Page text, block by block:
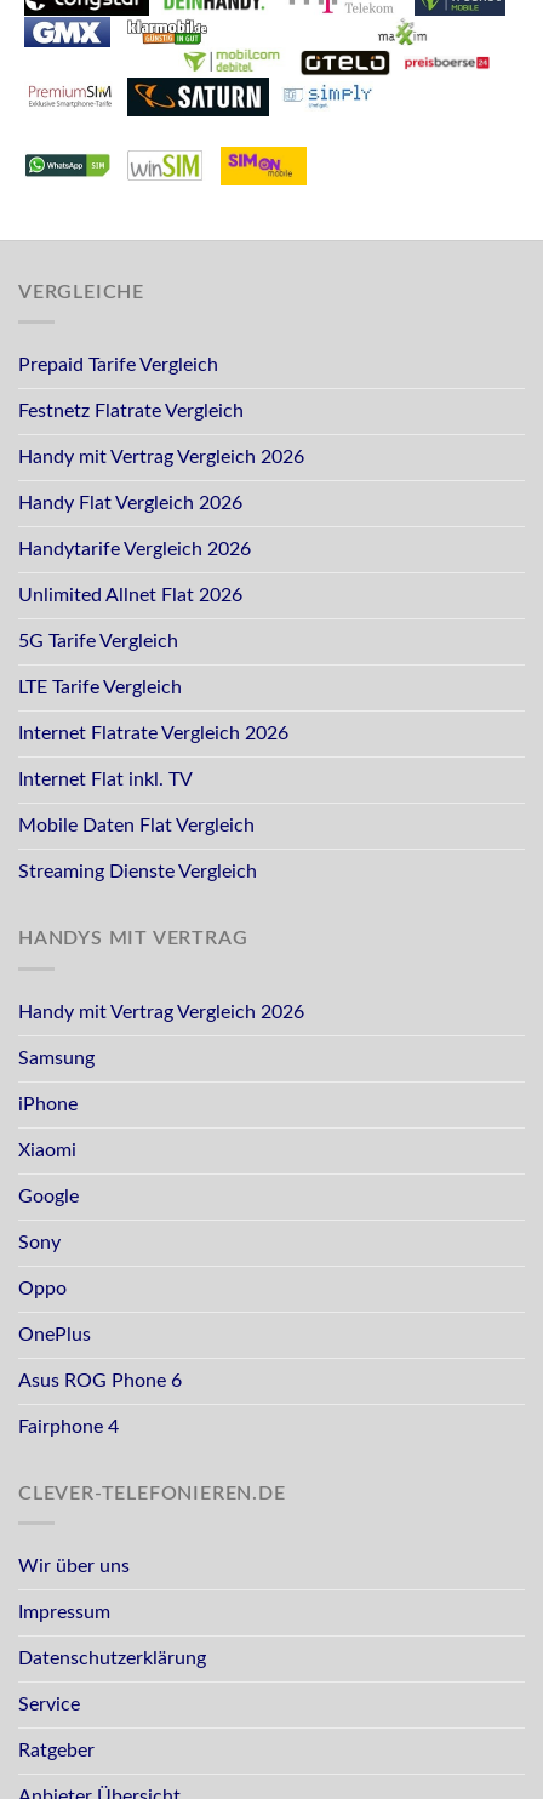
VERGLEICHE
Prepaid Tarife Vergleich
Festnetz Flatrate Vergleich
Handy mit Vertrag Vergleich 2026
Handy Flat Vergleich 2026
Handytarife Vergleich 2026
Unlimited Allnet Flat 2026
5G Tarife Vergleich
LTE Tarife Vergleich
Internet Flatrate Vergleich 2026
Internet Flat inkl. TV
Mobile Daten Flat Vergleich
Streaming Dienste Vergleich
HANDYS MIT VERTRAG
Handy mit Vertrag Vergleich 2026
Samsung
iPhone
Xiaomi
Google
Sony
Oppo
OnePlus
Asus ROG Phone 6
Fairphone 4
CLEVER-TELEFONIEREN.DE
Wir über uns
Impressum
Datenschutzerklärung
Service
Ratgeber